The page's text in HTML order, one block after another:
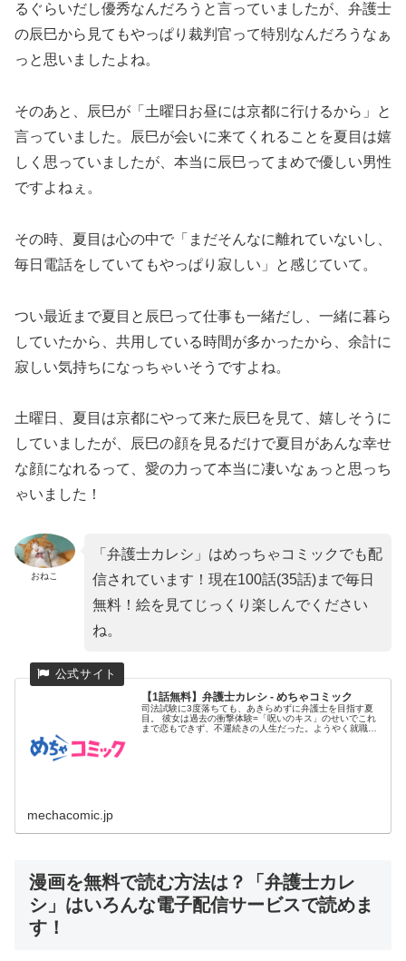
るぐらいだし優秀なんだろうと言っていましたが、弁護士
の辰巳から見てもやっぱり裁判官って特別なんだろうなぁ
っと思いましたよね。
そのあと、辰巳が「土曜日お昼には京都に行けるから」と
言っていました。辰巳が会いに来てくれることを夏目は嬉
しく思っていましたが、本当に辰巳ってまめで優しい男性
ですよねぇ。
その時、夏目は心の中で「まだそんなに離れていないし、
毎日電話をしていてもやっぱり寂しい」と感じていて。
つい最近まで夏目と辰巳って仕事も一緒だし、一緒に暮ら
していたから、共用している時間が多かったから、余計に
寂しい気持ちになっちゃいそうですよね。
土曜日、夏目は京都にやって来た辰巳を見て、嬉しそうに
していましたが、辰巳の顔を見るだけで夏目があんな幸せ
な顔になれるって、愛の力って本当に凄いなぁっと思っち
ゃいました！
おねこ
「弁護士カレシ」はめっちゃコミックでも配
信されています！現在100話(35話)まで毎日
無料！絵を見てじっくり楽しんでください
ね。
【1話無料】弁護士カレシ - めちゃコミック
司法試験に3度落ちても、あきらめずに弁護士を目指す夏
目。 彼女は過去の衝撃体験=「呪いのキス」のせいでこれ
まで恋もできず、不運続きの人生だった。ようやく就職し
mechacomic.jp
漫画を無料で読む方法は？「弁護士カレ
シ」はいろんな電子配信サービスで読めま
す！